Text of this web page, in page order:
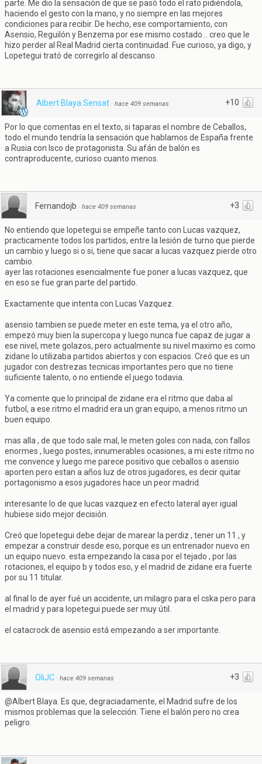
parte. Me dio la sensación de que se pasó todo el rato pidiéndola,
haciendo el gesto con la mano, y no siempre en las mejores
condiciones para recibir. De hecho, ese comportamiento, con
Asensio, Reguilón y Benzema por ese mismo costado... creo que le
hizo perder al Real Madrid cierta continuidad. Fue curioso, ya digo, y
Lopetegui trató de corregirlo al descanso.
+10
Albert Blaya Sensat · hace 409 semanas
Por lo que comentas en el texto, si taparas el nombre de Ceballos,
todo el mundo tendría la sensación que hablamos de España frente
a Rusia con Isco de protagonista. Su afán de balón es
contraproducente, curioso cuanto menos.
+3
Fernandojb · hace 409 semanas
No entiendo que lopetegui se empeñe tanto con Lucas vazquez,
practicamente todos los partidos, entre la lesión de turno que pierde
un cambio y luego si o si, tiene que sacar a lucas vazquez pierde otro
cambio.
ayer las rotaciones esencialmente fue poner a lucas vazquez, que
en eso se fue gran parte del partido.
Exactamente que intenta con Lucas Vazquez.
asensio tambien se puede meter en este tema, ya el otro año,
empezó muy bien la supercopa y luego nunca fue capaz de jugar a
ese nivel, mete golazos, pero actualmente su nivel maximo es como
zidane lo utilizaba partidos abiertos y con espacios. Creó que es un
jugador con destrezas tecnicas importantes pero que no tiene
suficiente talento, o no entiende el juego todavia.
Ya comente que lo principal de zidane era el ritmo que daba al
futbol, a ese ritmo el madrid era un gran equipo, a menos ritmo un
buen equipo.
mas alla , de que todo sale mal, le meten goles con nada, con fallos
enormes , luego postes, innumerables ocasiones, a mi este ritmo no
me convence y luego me parece positivo que ceballos o asensio
aporten pero estan a años luz de otros jugadores, es decir quitar
portagonismo a esos jugadores hace un peor madrid.
interesante lo de que lucas vazquez en efecto lateral ayer igual
hubiese sido mejor decisión.
Creó que lopetegui debe dejar de marear la perdiz , tener un 11 , y
empezar a construir desde eso, porque es un entrenador nuevo en
un equipo nuevo. esta empezando la casa por el tejado , por las
rotaciones, el equipo b y todos eso, y el madrid de zidane era fuerte
por su 11 titular.
al final lo de ayer fué un accidente, un milagro para el cska pero para
el madrid y para lopetegui puede ser muy útil.
el catacrock de asensio está empezando a ser importante.
+3
OliJC · hace 409 semanas
@Albert Blaya. Es que, degraciadamente, el Madrid sufre de los
mismos problemas que la selección. Tiene el balón pero no crea
peligro.